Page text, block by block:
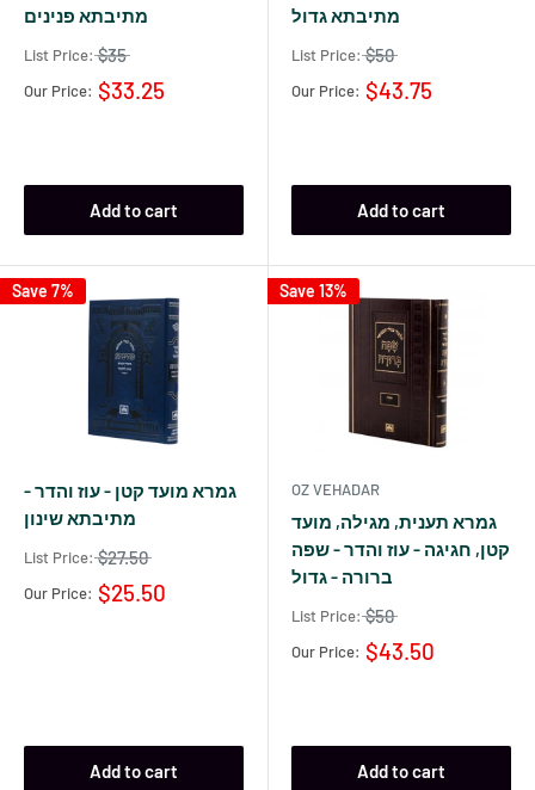
מתיבתא פנינים
List Price: $35
Our Price: $33.25
Add to cart
מתיבתא גדול
List Price: $50
Our Price: $43.75
Add to cart
Save 7%
גמרא מועד קטן - עוז והדר -
מתיבתא שינון
List Price: $27.50
Our Price: $25.50
Add to cart
Save 13%
OZ VEHADAR
גמרא תענית, מגילה, מועד
קטן, חגיגה - עוז והדר - שפה
ברורה - גדול
List Price: $50
Our Price: $43.50
Add to cart